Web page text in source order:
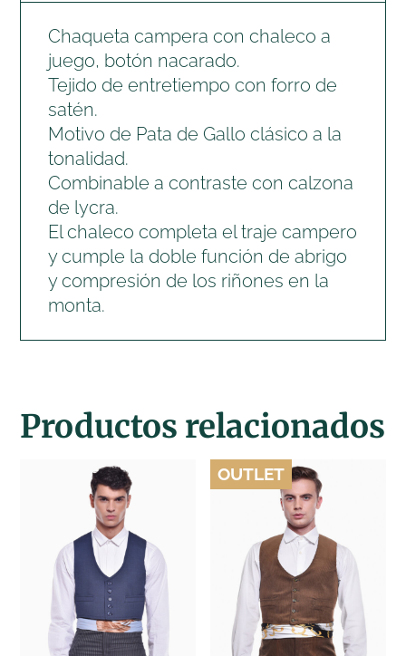
Chaqueta campera con chaleco a
juego, botón nacarado.
Tejido de entretiempo con forro de
satén.
Motivo de Pata de Gallo clásico a la
tonalidad.
Combinable a contraste con calzona
de lycra.
El chaleco completa el traje campero
y cumple la doble función de abrigo
y compresión de los riñones en la
monta.
Productos relacionados
OUTLET